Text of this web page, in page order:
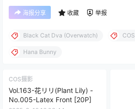
海报分享 收藏 举报
Black Cat Dva (Overwatch)
Hana Bunny
COS摄影
Vol.163-花リリ(Plant Lily) -
No.005-Latex Front [20P]